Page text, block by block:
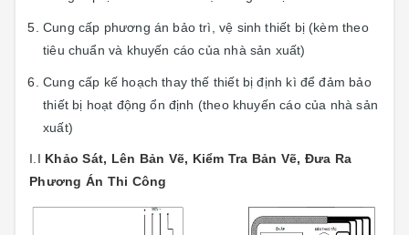
Cung cấp phương án bảo trì, vệ sinh thiết bị (kèm theo
tiêu chuẩn và khuyến cáo của nhà sản xuất)
Cung cấp kế hoạch thay thế thiết bị định kì để đảm bảo
thiết bị hoạt động ổn định (theo khuyến cáo của nhà sản
xuất)
I.I Khảo Sát, Lên Bản Vẽ, Kiểm Tra Bản Vẽ, Đưa Ra
Phương Án Thi Công